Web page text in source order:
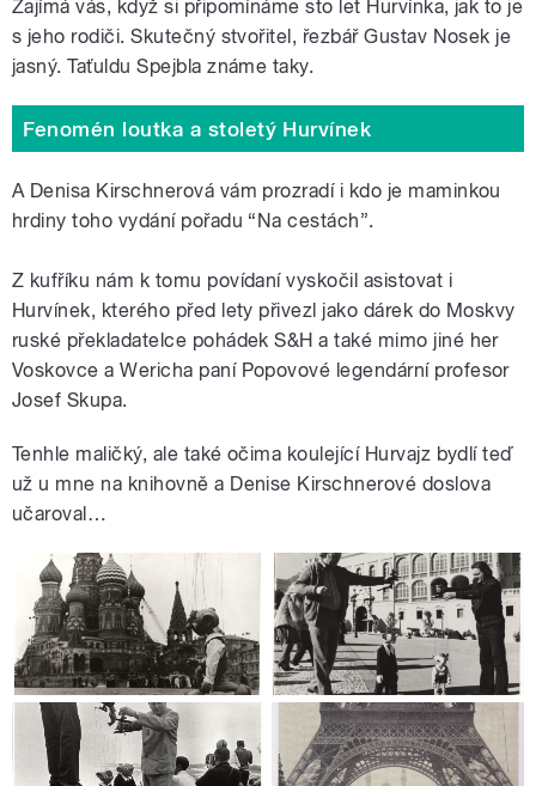
Zajímá vás, když si připomínáme sto let Hurvínka, jak to je
s jeho rodiči. Skutečný stvořitel, řezbář Gustav Nosek je
jasný. Taťuldu Spejbla známe taky.
Fenomén loutka a stoletý Hurvínek
A Denisa Kirschnerová vám prozradí i kdo je maminkou
hrdiny toho vydání pořadu “Na cestách”.
Z kufříku nám k tomu povídaní vyskočil asistovat i
Hurvínek, kterého před lety přivezl jako dárek do Moskvy
ruské překladatelce pohádek S&H a také mimo jiné her
Voskovce a Wericha paní Popovové legendární profesor
Josef Skupa.
Tenhle maličký, ale také očima koulející Hurvajz bydlí teď
už u mne na knihovně a Denise Kirschnerové doslova
učaroval…